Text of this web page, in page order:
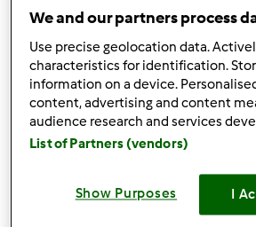
Komentarze
13
Przepisy(3)
Pokaż więcej
We and our partners process
Use precise geolocation data.
characteristics for identification.
information on a device.
content, advertising and content
audience research and services
List of Partners (vendors)
Show Purposes I